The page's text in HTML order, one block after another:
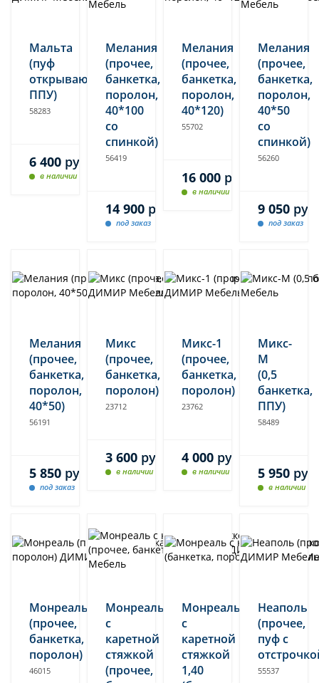
Мальта
(пуф
открывающийся,
ППУ)
58283
6 400 руб.
в наличии
Мелания
(прочее,
банкетка,
поролон,
40*100
со
спинкой)
56419
14 900 руб.
под заказ
Мелания
(прочее,
банкетка,
поролон,
40*120)
55702
16 000 руб.
в наличии
Мелания
(прочее,
банкетка,
поролон,
40*50
со
спинкой)
56260
9 050 руб.
под заказ
Мелания
(прочее,
банкетка,
поролон,
40*50)
56191
5 850 руб.
под заказ
Микс
(прочее,
банкетка,
поролон)
23712
3 600 руб.
в наличии
Микс-1
(прочее,
банкетка,
поролон)
23762
4 000 руб.
в наличии
Микс-
М
(0,5
банкетка,
ППУ)
58489
5 950 руб.
в наличии
Монреаль
(прочее,
банкетка,
поролон)
46015
Монреаль
с
каретной
стяжкой
(прочее,
Монреаль
с
каретной
стяжкой
1,40
Неаполь
(прочее,
пуф с
55537